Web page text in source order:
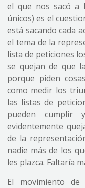
el que nos sacó a
únicos) es el
está sacando cada
el tema de la
lista de peticiones
se quejan de que
porque piden
como medir los
las listas de
pueden cumplir
evidentemente
de la
nadie más de los
les plazca. Faltaría
El movimiento